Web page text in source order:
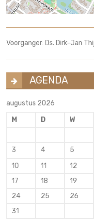
Voorganger: Ds. Dirk-Jan
AGENDA
augustus 2026
M
D W
3
4 5
10
11 12
17
18 19
24
25 26
31